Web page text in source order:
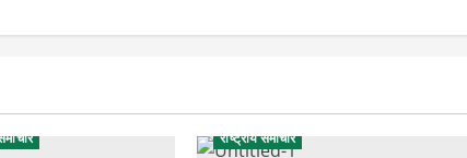
राष्ट्रीय समाचार